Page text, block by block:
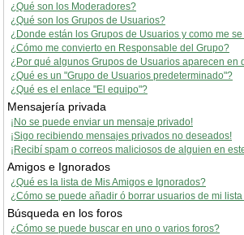
¿Qué son los Moderadores?
¿Qué son los Grupos de Usuarios?
¿Donde están los Grupos de Usuarios y como me
¿Cómo me convierto en Responsable del Grupo?
¿Por qué algunos Grupos de Usuarios aparecen en
¿Qué es un "Grupo de Usuarios predeterminado"?
¿Qué es el enlace "El equipo"?
Mensajería privada
¡No se puede enviar un mensaje privado!
¡Sigo recibiendo mensajes privados no deseados!
¡Recibí spam o correos maliciosos de alguien en
Amigos e Ignorados
¿Qué es la lista de Mis Amigos e Ignorados?
¿Cómo se puede añadir ó borrar usuarios de mi
Búsqueda en los foros
¿Cómo se puede buscar en uno o varios foros?